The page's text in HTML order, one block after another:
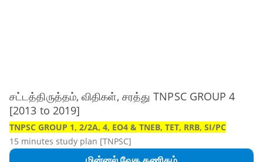
சட்டத்திருத்தம், விதிகள், சரத்து TNPSC GROUP 4
[2013 to 2019]
TNPSC GROUP 1, 2/2A, 4, EO4 & TNEB, TET, RRB, SI/PC
15 minutes study plan [TNPSC]